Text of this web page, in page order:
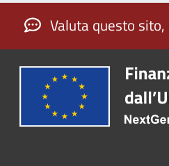
Valuta questo